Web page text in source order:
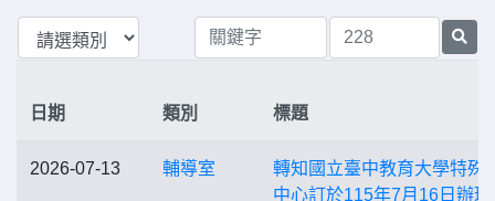
日期 類別 標題
2026-07-13 輔導室
轉知國立臺中教育大學特殊
中心訂於115年7月16日辦理